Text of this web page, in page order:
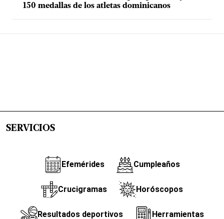
150 medallas de los atletas dominicanos
SERVICIOS
Efemérides Cumpleaños
Crucigramas Horóscopos
Resultados deportivos Herramientas